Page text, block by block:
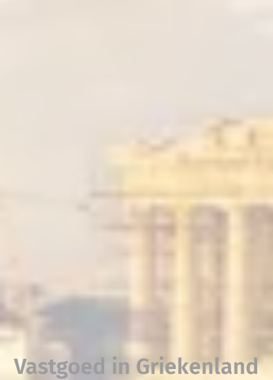
Vastgoed in Griekenland